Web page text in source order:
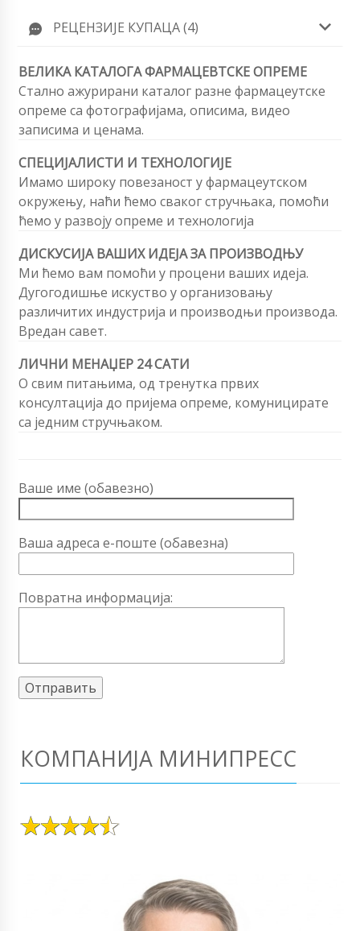
РЕЦЕНЗИЈЕ КУПАЦА (4)
ВЕЛИКА КАТАЛОГА ФАРМАЦЕВТСКЕ ОПРЕМЕ
Стално ажурирани каталог разне фармацеутске
опреме са фотографијама, описима, видео
записима и ценама.
СПЕЦИЈАЛИСТИ И ТЕХНОЛОГИЈЕ
Имамо широку повезаност у фармацеутском
окружењу, наћи ћемо сваког стручњака, помоћи
ћемо у развоју опреме и технологија
ДИСКУСИЈА ВАШИХ ИДЕЈА ЗА ПРОИЗВОДЊУ
Ми ћемо вам помоћи у процени ваших идеја.
Дугогодишње искуство у организовању
различитих индустрија и производњи производа.
Вредан савет.
ЛИЧНИ МЕНАЏЕР 24 САТИ
О свим питањима, од тренутка првих
консултација до пријема опреме, комуницирате
са једним стручњаком.
Ваше име (обавезно)
Ваша адреса е-поште (обавезна)
Повратна информација:
КОМПАНИЈА МИНИПРЕСС